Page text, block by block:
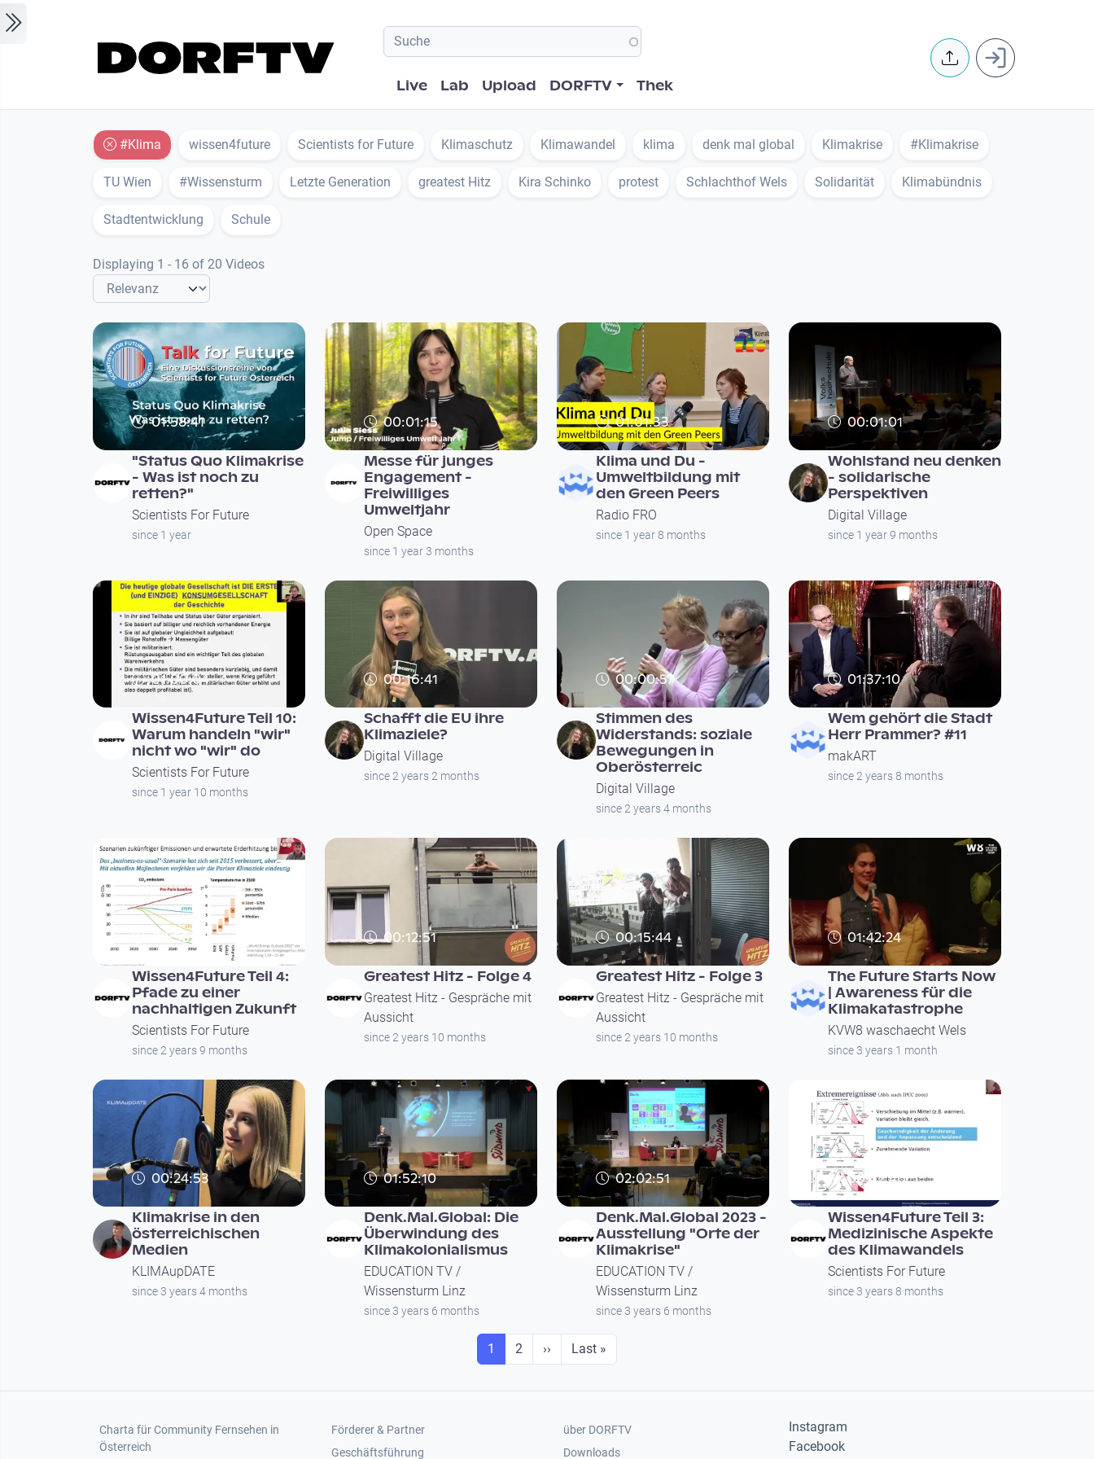
Hauptnavigation
Live Lab Upload DORFTV Thek
User
#Klima wissen4future Scientists for Future Klimaschutz Klimawandel klima denk mal global Klimakrise #Klimakrise
TU Wien #Wissensturm Letzte Generation greatest Hitz Kira Schinko protest Schlachthof Wels Solidarität Klimabündnis
Stadtentwicklung Schule
Displaying 1 - 16 of 20 Videos
01:58:41
"Status Quo Klimakrise
- Was ist noch zu
retten?"
Scientists For Future
since 1 year
00:01:15
Messe für junges
Engagement -
Freiwilliges
Umweltjahr
Open Space
since 1 year 3 months
01:01:33
Klima und Du -
Umweltbildung mit
den Green Peers
Radio FRO
since 1 year 8 months
00:01:01
Wohlstand neu denken
- solidarische
Perspektiven
Digital Village
since 1 year 9 months
01:00:04
Wissen4Future Teil 10:
Warum handeln "wir"
nicht wo "wir" do
Scientists For Future
since 1 year 10 months
00:16:41
Schafft die EU ihre
Klimaziele?
Digital Village
since 2 years 2 months
00:00:57
Stimmen des
Widerstands: soziale
Bewegungen in
Oberösterreic
Digital Village
since 2 years 4 months
01:37:10
Wem gehört die Stadt
Herr Prammer? #11
makART
since 2 years 8 months
00:55:42
Wissen4Future Teil 4:
Pfade zu einer
nachhaltigen Zukunft
Scientists For Future
since 2 years 9 months
00:12:51
Greatest Hitz - Folge 4
Greatest Hitz - Gespräche mit
Aussicht
since 2 years 10 months
00:15:44
Greatest Hitz - Folge 3
Greatest Hitz - Gespräche mit
Aussicht
since 2 years 10 months
01:42:24
The Future Starts Now
| Awareness für die
Klimakatastrophe
KVW8 waschaecht Wels
since 3 years 1 month
00:24:53
Klimakrise in den
österreichischen
Medien
KLIMAupDATE
since 3 years 4 months
01:52:10
Denk.Mal.Global: Die
Überwindung des
Klimakolonialismus
EDUCATION TV /
Wissensturm Linz
since 3 years 6 months
02:02:51
Denk.Mal.Global 2023 -
Ausstellung "Orte der
Klimakrise"
EDUCATION TV /
Wissensturm Linz
since 3 years 6 months
00:52:40
Wissen4Future Teil 3:
Medizinische Aspekte
des Klimawandels
Scientists For Future
since 3 years 8 months
Seite
1 Seite
2 Next page
›› Last page
Last »
Footer 1
Charta für Community Fernsehen in
Österreich
Footer 2
Förderer & Partner
Geschäftsführung
Footer 3
über DORFTV
Downloads
Instagram
Facebook